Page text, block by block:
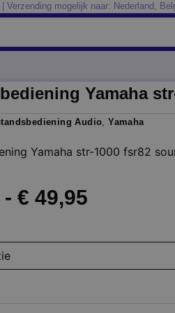
Verzending mogelijk naar: Nederland,
Yamaha
Audio,Yamaha
Yamaha str-1000 fsr82
- € 49,95
tot